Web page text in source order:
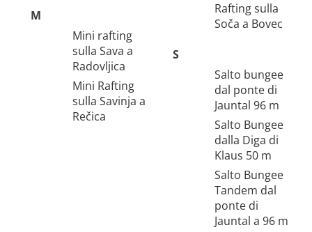
M
Mini rafting
sulla Sava a
Radovljica
Mini Rafting
sulla Savinja a
Rečica
Rafting sulla
Soča a Bovec
S
Salto bungee
dal ponte di
Jauntal 96 m
Salto Bungee
dalla Diga di
Klaus 50 m
Salto Bungee
Tandem dal
ponte di
Jauntal a 96 m